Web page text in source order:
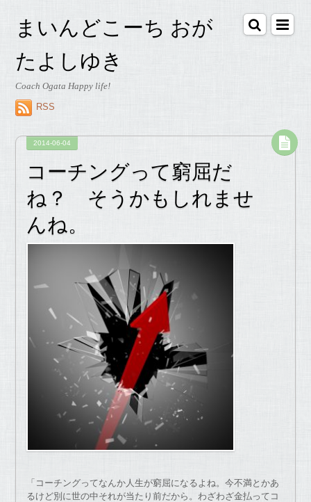
まいんどこーち おが
たよしゆき
Coach Ogata Happy life!
RSS
2014-06-04
コーチングって窮屈だ
ね？ そうかもしれませ
んね。
「コーチングってなんか人生が窮屈になるよね。今不満とかあ
るけど別に世の中それが当たり前だから。わざわざ金払ってコ